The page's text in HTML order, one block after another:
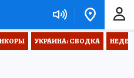
УКРАИНА: СВОДКА